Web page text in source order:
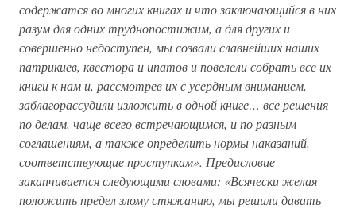
содержатся во многих книгах и что заключающийся в них
разум для одних труднопостижим, а для других и
совершенно недоступен, мы созвали славнейших наших
патрикиев, квестора и ипатов и повелели собрать все их
книги к нам и, рассмотрев их с усердным вниманием,
заблагорассудили изложить в одной книге… все решения
по делам, чаще всего встречающимся, и по разным
соглашениям, а также определить нормы наказаний,
соответствующие проступкам». Предисловие
закапчивается следующими словами: «Всячески желая
положить предел злому стяжанию, мы решили давать